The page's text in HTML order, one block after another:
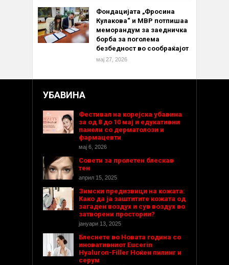
Фондацијата „Фросина
Кулакова“ и МВР потпишаа
меморандум за заедничка
борба за поголема
безбедност во сообраќајот
мај 27, 2026
УБАВИНА
Фестивал на корејска убавина
за од 8 до 10 мај и едукативни
панели со дерматолози и
фармацевти
мај 6, 2026
Совети за пролетен блескав
тен
април 15, 2025
Зимски предизвици на кожата:
Како да ја заштитите кожата од
загаден воздух и сув воздух во
затворени простории?
јануари 13, 2025
Блеснете во Новата година со
иновативниот Eucerin
Hyaluron-Filler Ноќен пилинг и
серум